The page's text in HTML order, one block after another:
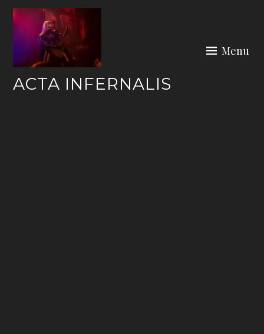
Skip
content
ACTA INFERNALIS
Menu